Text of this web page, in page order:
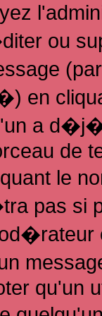
ou
en
a
de
le
pas si
qu'un